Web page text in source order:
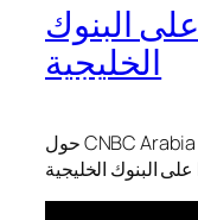
فيديو: تأثير معيار 9 على البنوك
الخليجية
لقاء على الهواء في برنامج البوصلة من CNBC Arabia حول